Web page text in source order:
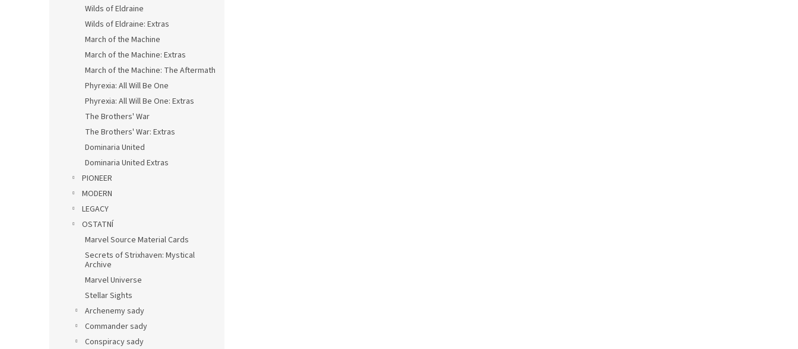
Wilds of Eldraine
Wilds of Eldraine: Extras
March of the Machine
March of the Machine: Extras
March of the Machine: The Aftermath
Phyrexia: All Will Be One
Phyrexia: All Will Be One: Extras
The Brothers' War
The Brothers' War: Extras
Dominaria United
Dominaria United Extras
PIONEER
MODERN
LEGACY
OSTATNÍ
Marvel Source Material Cards
Secrets of Strixhaven: Mystical
Archive
Marvel Universe
Stellar Sights
Archenemy sady
Commander sady
Conspiracy sady